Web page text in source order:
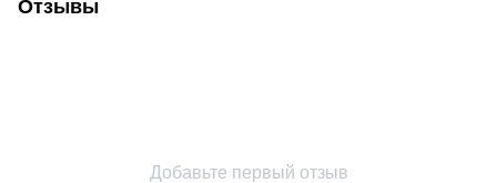
Отзывы
Добавьте первый отзыв